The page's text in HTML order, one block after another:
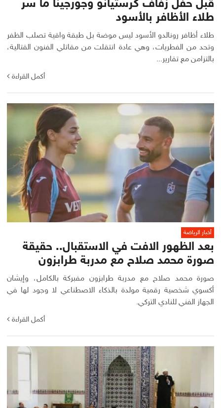
قبل حفل زفاف كرستيانو وجورجينا ما سر
طلاء الأظافر بالأسود
طلاء أظافر رونالدو الأسود ليس موضة بل طبقة واقية تصلب الظفر
وتحد من الفطريات، وهي عادة انتقلت من مقاتلي الفنون القتالية،
بالتزامن مع تقارير...
أكمل القراءة
أخبار الرياضة
بعد الظهور الافت في الاستقبال.. حقيقة
صورة محمد صلاح مع مدربة طرابزون
صورة محمد صلاح مع مدربة طرابزون مفبركة بالكامل، وإيشان
أكسوي شخصية رقمية مولدة بالذكاء الاصطناعي لا وجود لها في
الجهاز الفني للنادي التركي.
أكمل القراءة